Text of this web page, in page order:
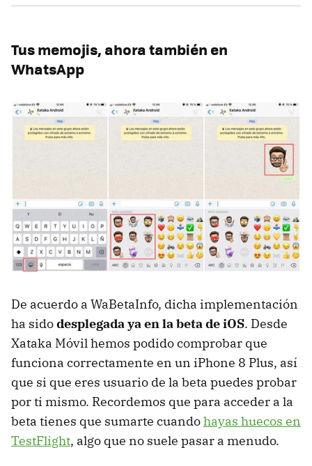
Tus memojis, ahora también en
WhatsApp
De acuerdo a WaBetaInfo, dicha implementación
ha sidodesplegada ya en la beta de iOS. Desde
Xataka Móvil hemos podido comprobar que
funciona correctamente en un iPhone 8 Plus, así
que si que eres usuario de la beta puedes probar
por ti mismo. Recordemos que para acceder a la
beta tienes que sumarte cuandohayas huecos en
TestFlight, algo que no suele pasar a menudo.